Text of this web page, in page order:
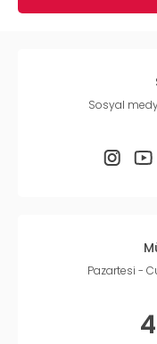
Sosyal
Pazartesi -